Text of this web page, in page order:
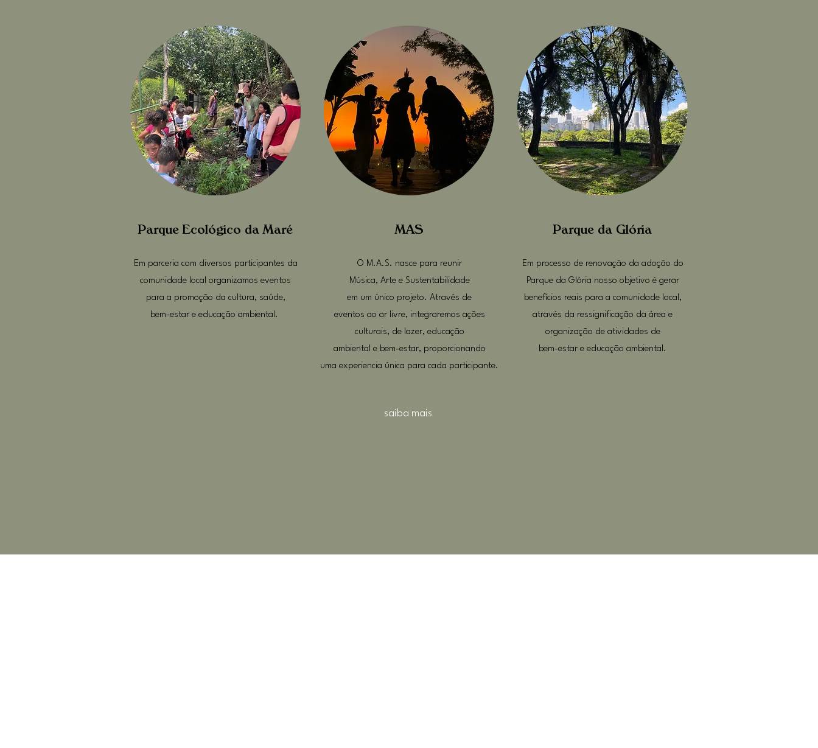
Parque Ecológico da Maré
Em parceria com diversos participantes da
comunidade local organizamos eventos
para a promoção da cultura, saúde,
bem-estar e educação ambiental.
MAS
O M.A.S. nasce para reunir
Música, Arte e Sustentabilidade
em um único projeto. Através de
eventos ao ar livre, integraremos ações
culturais, de lazer, educação
ambiental e bem-estar, proporcionando
uma experiencia única para cada participante.
Parque da Glória
Em processo de renovação da adoção do
Parque da Glória nosso objetivo é gerar
benefícios reais para a comunidade local,
através da ressignificação da área e
organização de atividades de
bem-estar e educação ambiental.
saiba mais